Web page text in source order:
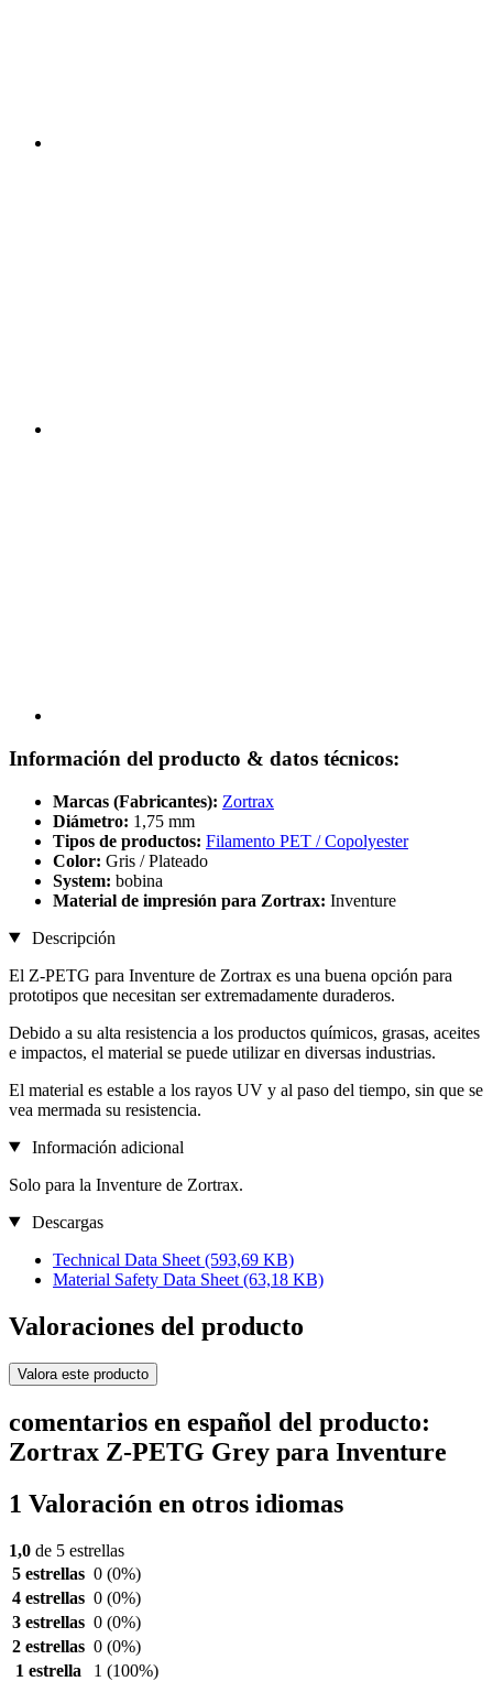
Información del producto & datos técnicos:
Marcas (Fabricantes): Zortrax
Diámetro: 1,75 mm
Tipos de productos: Filamento PET / Copolyester
Color: Gris / Plateado
System: bobina
Material de impresión para Zortrax: Inventure
Descripción
El Z-PETG para Inventure de Zortrax es una buena opción para
prototipos que necesitan ser extremadamente duraderos.
Debido a su alta resistencia a los productos químicos, grasas, aceites
e impactos, el material se puede utilizar en diversas industrias.
El material es estable a los rayos UV y al paso del tiempo, sin que se
vea mermada su resistencia.
Información adicional
Solo para la Inventure de Zortrax.
Descargas
Technical Data Sheet (593,69 KB)
Material Safety Data Sheet (63,18 KB)
Valoraciones del producto
Valora este producto
comentarios en español del producto:
Zortrax Z-PETG Grey para Inventure
1 Valoración en otros idiomas
1,0 de 5 estrellas
5 estrellas 0 (0%)
4 estrellas 0 (0%)
3 estrellas 0 (0%)
2 estrellas 0 (0%)
1 estrella
1 (100%)